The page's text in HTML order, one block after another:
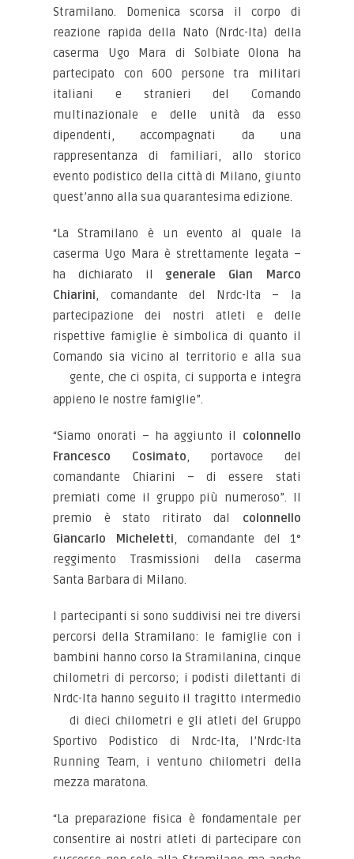
Stramilano. Domenica scorsa il corpo di
reazione rapida della Nato (Nrdc-Ita) della
caserma Ugo Mara di Solbiate Olona ha
partecipato con 600 persone tra militari
italiani e stranieri del Comando
multinazionale e delle unità da esso
dipendenti, accompagnati da una
rappresentanza di familiari, allo storico
evento podistico della città di Milano, giunto
quest’anno alla sua quarantesima edizione.
“La Stramilano è un evento al quale la
caserma Ugo Mara è strettamente legata –
ha dichiarato il generale Gian Marco
Chiarini, comandante del Nrdc-Ita – la
partecipazione dei nostri atleti e delle
rispettive famiglie è simbolica di quanto il
Comando sia vicino al territorio e alla sua
gente, che ci ospita, ci supporta e integra
appieno le nostre famiglie”.
“Siamo onorati – ha aggiunto il colonnello
Francesco Cosimato, portavoce del
comandante Chiarini – di essere stati
premiati come il gruppo più numeroso”. Il
premio è stato ritirato dal colonnello
Giancarlo Micheletti, comandante del 1°
reggimento Trasmissioni della caserma
Santa Barbara di Milano.
I partecipanti si sono suddivisi nei tre diversi
percorsi della Stramilano: le famiglie con i
bambini hanno corso la Stramilanina, cinque
chilometri di percorso; i podisti dilettanti di
Nrdc-Ita hanno seguito il tragitto intermedio
di dieci chilometri e gli atleti del Gruppo
Sportivo Podistico di Nrdc-Ita, l’Nrdc-Ita
Running Team, i ventuno chilometri della
mezza maratona.
“La preparazione fisica è fondamentale per
consentire ai nostri atleti di partecipare con